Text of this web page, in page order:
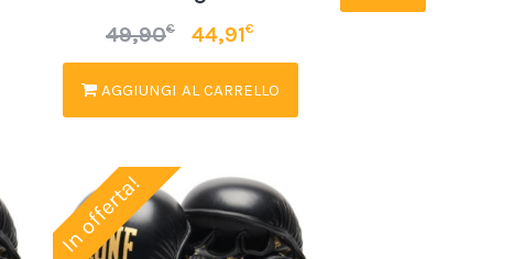
49,90€ 44,91€
AGGIUNGI AL CARRELLO
In offerta!